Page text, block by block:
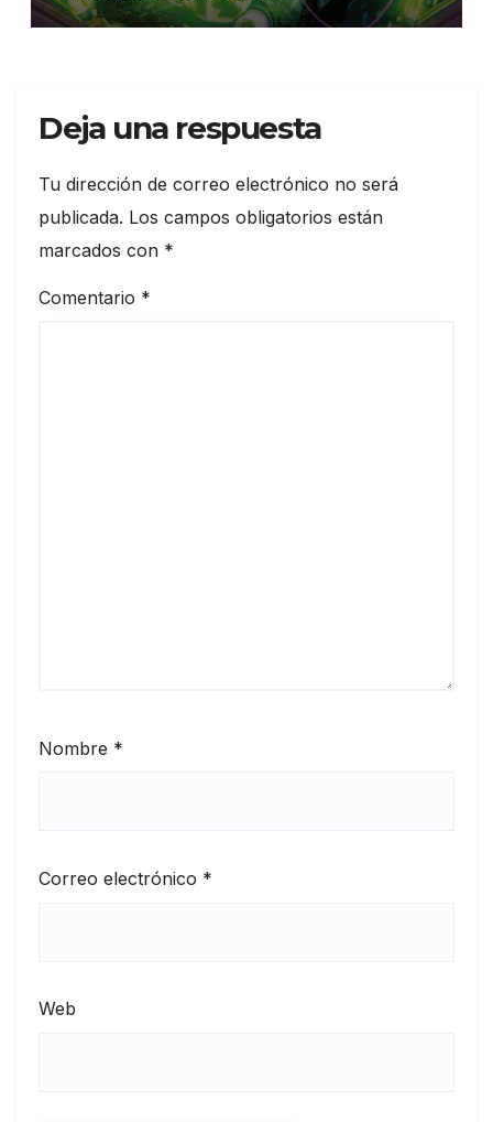
Deja una respuesta
Tu dirección de correo electrónico no será
publicada. Los campos obligatorios están
marcados con *
Comentario *
Nombre *
Correo electrónico *
Web